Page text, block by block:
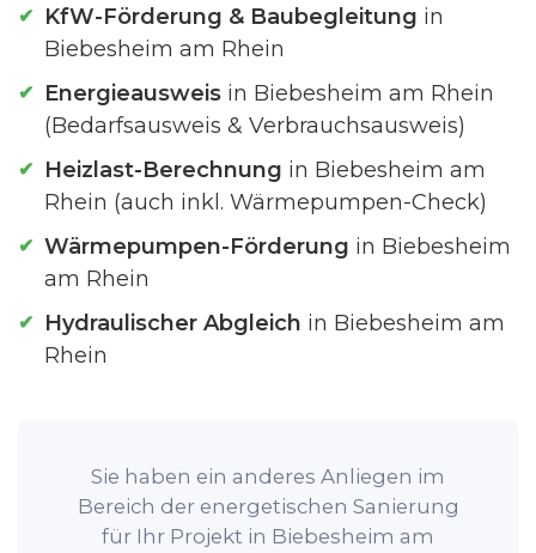
KfW-Förderung & Baubegleitung in
Biebesheim am Rhein
Energieausweis in Biebesheim am Rhein
(Bedarfsausweis & Verbrauchsausweis)
Heizlast-Berechnung in Biebesheim am
Rhein (auch inkl. Wärmepumpen-Check)
Wärmepumpen-Förderung in Biebesheim
am Rhein
Hydraulischer Abgleich in Biebesheim am
Rhein
Sie haben ein anderes Anliegen im
Bereich der energetischen Sanierung
für Ihr Projekt in Biebesheim am